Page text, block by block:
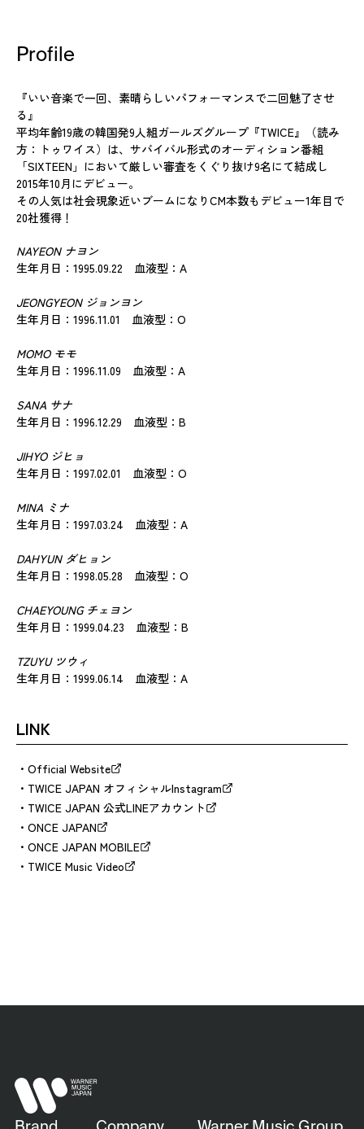
Profile
『いい音楽で一回、素晴らしいパフォーマンスで二回魅了させ
る』
平均年齢19歳の韓国発9人組ガールズグループ『TWICE』（読み
方：トゥワイス）は、サバイバル形式のオーディション番組
「SIXTEEN」において厳しい審査をくぐり抜け9名にて結成し
2015年10月にデビュー。
その人気は社会現象近いブームになりCM本数もデビュー1年目で
20社獲得！
NAYEON ナヨン
生年月日：1995.09.22 血液型：A
JEONGYEON ジョンヨン
生年月日：1996.11.01 血液型：O
MOMO モモ
生年月日：1996.11.09 血液型：A
SANA サナ
生年月日：1996.12.29 血液型：B
JIHYO ジヒョ
生年月日：1997.02.01 血液型：O
MINA ミナ
生年月日：1997.03.24 血液型：A
DAHYUN ダヒョン
生年月日：1998.05.28 血液型：O
CHAEYOUNG チェヨン
生年月日：1999.04.23 血液型：B
TZUYU ツウィ
生年月日：1999.06.14 血液型：A
LINK
Official Website
TWICE JAPAN オフィシャルInstagram
TWICE JAPAN 公式LINEアカウント
ONCE JAPAN
ONCE JAPAN MOBILE
TWICE Music Video